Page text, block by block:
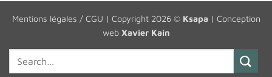
Mentions légales / CGU | Copyright 2026 © Ksapa| Conception
web Xavier Kain